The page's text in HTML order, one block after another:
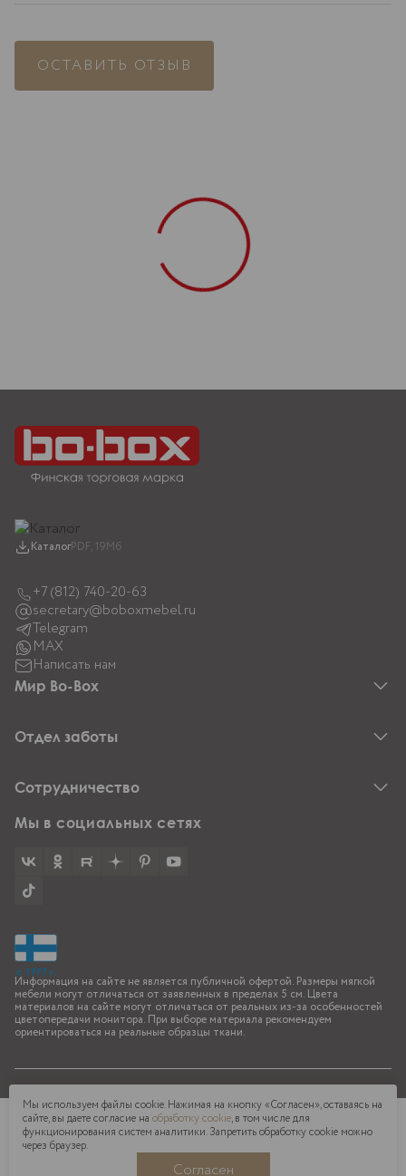
Ваш городСанкт-Петербург?
Сменить город
ОСТАВИТЬ ОТЗЫВ
Получите скидку на первый заказ
КаталогPDF, 19Мб
+7 (812) 740-20-63
secretary@boboxmebel.ru
Telegram
MAX
Написать нам
Мир Bo-Box
Коллекции
Салоны Bo-Box
Отдел заботы
Договор-оферта
Доставка и оплата
Кредит и рассрочка
Ремонт и возврат
Сотрудничество
Вакансии
Дилерам
Дизайнерам
Мы в социальных сетях
Информация на сайте не является публичной офертой. Размеры мягкой
мебели могут отличаться от заявленных в пределах 5 см. Цвета
материалов на сайте могут отличаться от реальных из-за особенностей
цветопередачи монитора. При выборе материала рекомендуем
ориентироваться на реальные образцы ткани.
© 2026 Bo-Box
Политика конфиденциальности
Пользовательское соглашение
Мы используем файлы cookie. Нажимая на кнопку «Согласен», оставаясь на
сайте, вы даете согласие на обработку cookie, в том числе для
функционирования систем аналитики. Запретить обработку cookie можно
через браузер.
Согласен